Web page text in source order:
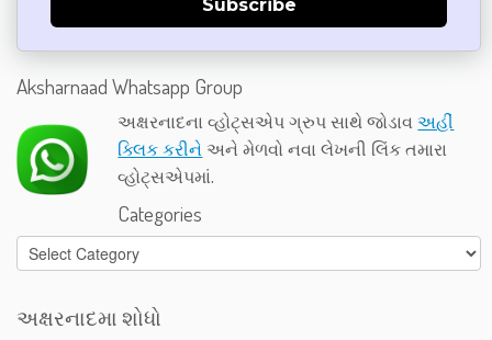
Subscribe
Aksharnaad Whatsapp Group
અક્ષરનાદના વ્હોટ્સએપ ગ્રુપ સાથે જોડાવઅહીં
ક્લિક કરીને અને મેળવો નવા લેખની લિંક તમારા
વ્હોટ્સએપમાં.
Categories
Categories
અક્ષરનાદમા શોધો